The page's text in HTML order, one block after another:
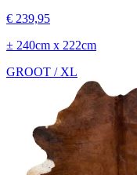
€ 239,95
± 240cm x 222cm
GROOT / XL